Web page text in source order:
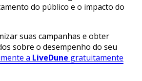
do público e o impacto do
suas campanhas e obter
sobre o desempenho do seu
a LiveDune gratuitamente